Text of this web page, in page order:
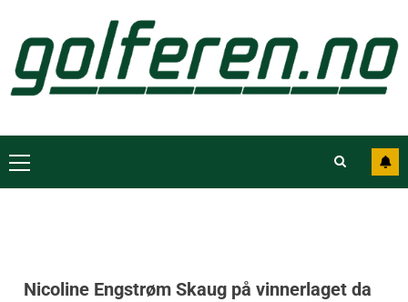
Nicoline Engstrøm Skaug på vinnerlaget da